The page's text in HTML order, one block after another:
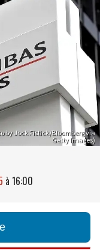
by Jock Fistick/Bloomberg via
Getty Images)
à 16:00